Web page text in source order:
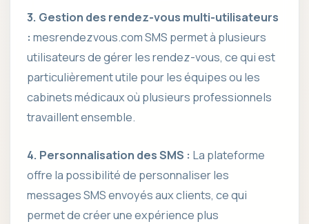
3. Gestion des rendez-vous multi-utilisateurs
: mesrendezvous.com SMS permet à plusieurs
utilisateurs de gérer les rendez-vous, ce qui est
particulièrement utile pour les équipes ou les
cabinets médicaux où plusieurs professionnels
travaillent ensemble.
4. Personnalisation des SMS : La plateforme
offre la possibilité de personnaliser les
messages SMS envoyés aux clients, ce qui
permet de créer une expérience plus